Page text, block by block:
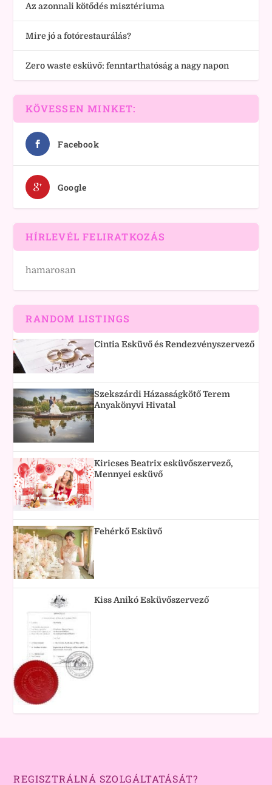
Az azonnali kötődés misztériuma
Mire jó a fotórestaurálás?
Zero waste esküvő: fenntarthatóság a nagy napon
KÖVESSEN MINKET:
Facebook
Google
HÍRLEVÉL FELIRATKOZÁS
hamarosan
RANDOM LISTINGS
Cintia Esküvő és Rendezvényszervező
Szekszárdi Házasságkötő Terem
Anyakönyvi Hivatal
Kiricses Beatrix esküvőszervező,
Mennyei esküvő
Fehérkő Esküvő
Kiss Anikó Esküvőszervező
REGISZTRÁLNÁ SZOLGÁLTATÁSÁT?